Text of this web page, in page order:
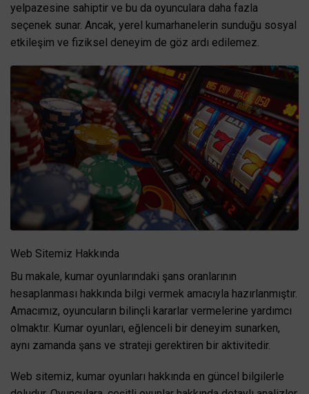
yelpazesine sahiptir ve bu da oyunculara daha fazla
seçenek sunar. Ancak, yerel kumarhanelerin sunduğu sosyal
etkileşim ve fiziksel deneyim de göz ardı edilemez.
Web Sitemiz Hakkında
Bu makale, kumar oyunlarındaki şans oranlarının
hesaplanması hakkında bilgi vermek amacıyla hazırlanmıştır.
Amacımız, oyuncuların bilinçli kararlar vermelerine yardımcı
olmaktır. Kumar oyunları, eğlenceli bir deneyim sunarken,
aynı zamanda şans ve strateji gerektiren bir aktivitedir.
Web sitemiz, kumar oyunları hakkında en güncel bilgilerle